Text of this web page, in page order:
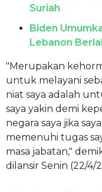
Suriah
Biden
Lebanon
"Merupakan
untuk melayani
niat saya adalah
saya yakin demi
negara saya jika
memenuhi tugas
masa jabatan,"
dilansir Senin (22/4/